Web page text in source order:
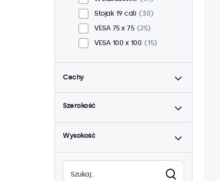
Stojak 19 cali
30
VESA 75 x 75
25
VESA 100 x 100
15
Cechy
4:3 / 5:4
10
9-36 woltów
Ściemnianie
40
Odtwarzacz multimedialny
Wysoka jasność
0
Szerokość
Wysokość